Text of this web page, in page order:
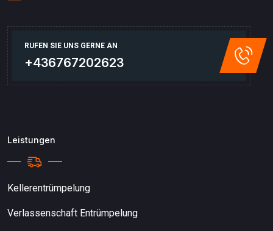
RUFEN SIE UNS GERNE AN
+436767202623
Leistungen
Kellerentrümpelung
Verlassenschaft Entrümpelung